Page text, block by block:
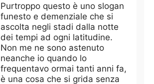
Purtroppo questo è uno slogan
funesto e demenziale che si
ascolta negli stadi dalla notte
dei tempi ad ogni latitudine.
Non me ne sono astenuto
neanche io quando lo
frequentavo ormai tanti anni fa,
è una cosa che si grida senza